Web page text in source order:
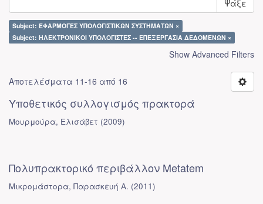
Ψάξε
Subject: ΕΦΑΡΜΟΓΕΣ ΥΠΟΛΟΓΙΣΤΙΚΩΝ ΣΥΣΤΗΜΑΤΩΝ ×
Subject: ΗΛΕΚΤΡΟΝΙΚΟΙ ΥΠΟΛΟΓΙΣΤΕΣ -- ΕΠΕΞΕΡΓΑΣΙΑ ΔΕΔΟΜΕΝΩΝ ×
Show Advanced Filters
Αποτελέσματα 11-16 από 16
Υποθετικός συλλογισμός πρακτορά
Μουρμούρα, Ελισάβετ (2009)
Πολυπρακτορικό περιβάλλον Metatem
Μικρομάστορα, Παρασκευή Α. (2011)